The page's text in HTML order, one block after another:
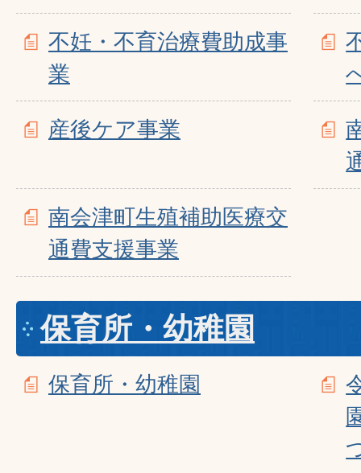
不妊・不育治療費助成事
業
産後ケア事業
南会津町生殖補助医療交
通費支援事業
保育所・幼稚園
保育所・幼稚園